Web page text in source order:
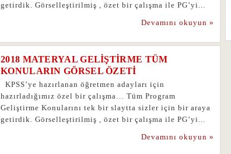
getirdik. Görselleştirilmiş , özet bir çalışma ile PG’yi...
Devamını okuyun »
2018 MATERYAL GELİŞTİRME TÜM
KONULARIN GÖRSEL ÖZETİ
KPSS’ye hazırlanan öğretmen adayları için
hazırladığımız özel bir çalışma… Tüm Program
Geliştirme Konularını tek bir slaytta sizler için bir araya
getirdik. Görselleştirilmiş , özet bir çalışma ile PG’yi...
Devamını okuyun »